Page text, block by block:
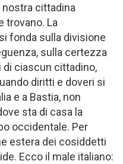
cittadina
trovano. La
fonda sulla divisione
sulla certezza
di ciascun cittadino,
diritti e doveri si
e a Bastia, non
sta di casa la
occidentale. Per
estera dei cosiddetti
Ecco il male italiano: